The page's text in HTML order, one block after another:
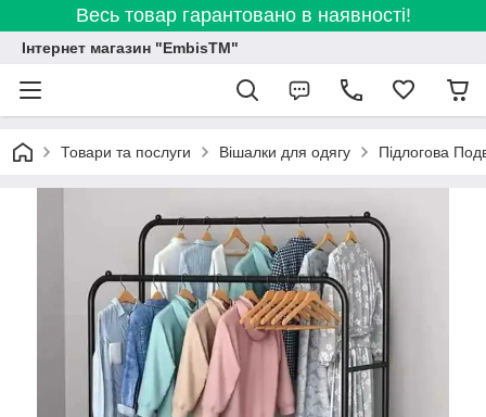
Весь товар гарантовано в наявності!
Інтернет магазин "EmbisTM"
Товари та послуги Вішалки для одягу Підлогова